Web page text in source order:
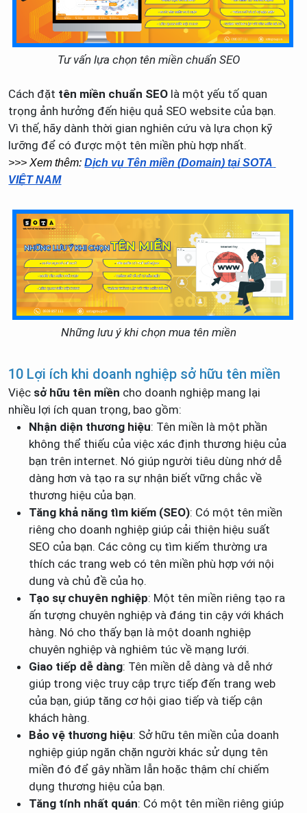
Tư vấn lựa chọn tên miền chuẩn SEO
Cách đặt tên miền chuẩn SEO là một yếu tố quan
trọng ảnh hưởng đến hiệu quả SEO website của bạn.
Vì thế, hãy dành thời gian nghiên cứu và lựa chọn kỹ
lưỡng để có được một tên miền phù hợp nhất.
>>> Xem thêm: Dịch vụ Tên miền (Domain) tại SOTA
VIỆT NAM
Những lưu ý khi chọn mua tên miền
10 Lợi ích khi doanh nghiệp sở hữu tên miền
Việc sở hữu tên miền cho doanh nghiệp mang lại
nhiều lợi ích quan trọng, bao gồm:
Nhận diện thương hiệu: Tên miền là một phần
không thể thiếu của việc xác định thương hiệu của
bạn trên internet. Nó giúp người tiêu dùng nhớ dễ
dàng hơn và tạo ra sự nhận biết vững chắc về
thương hiệu của bạn.
Tăng khả năng tìm kiếm (SEO): Có một tên miền
riêng cho doanh nghiệp giúp cải thiện hiệu suất
SEO của bạn. Các công cụ tìm kiếm thường ưa
thích các trang web có tên miền phù hợp với nội
dung và chủ đề của họ.
Tạo sự chuyên nghiệp: Một tên miền riêng tạo ra
ấn tượng chuyên nghiệp và đáng tin cậy với khách
hàng. Nó cho thấy bạn là một doanh nghiệp
chuyên nghiệp và nghiêm túc về mạng lưới.
Giao tiếp dễ dàng: Tên miền dễ dàng và dễ nhớ
giúp trong việc truy cập trực tiếp đến trang web
của bạn, giúp tăng cơ hội giao tiếp và tiếp cận
khách hàng.
Bảo vệ thương hiệu: Sở hữu tên miền của doanh
nghiệp giúp ngăn chặn người khác sử dụng tên
miền đó để gây nhầm lẫn hoặc thậm chí chiếm
dụng thương hiệu của bạn.
Tăng tính nhất quán: Có một tên miền riêng giúp